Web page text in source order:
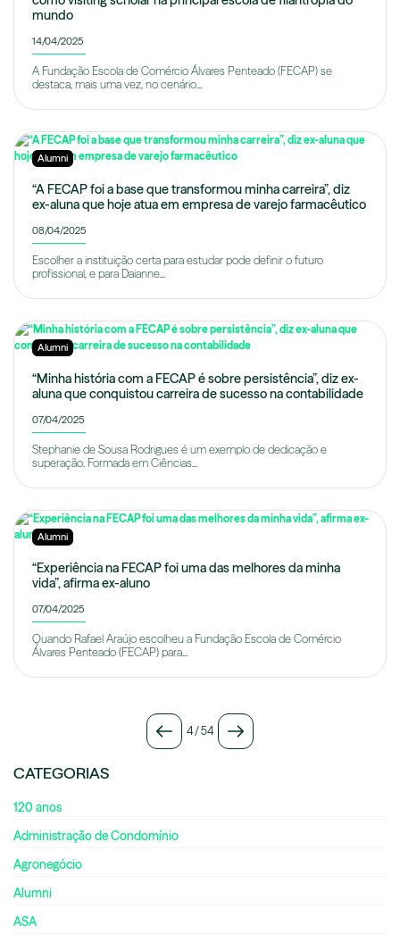
mundo
14/04/2025
A Fundação Escola de Comércio Álvares Penteado (FECAP) se
destaca, mais uma vez, no cenário...
Alumni
“A FECAP foi a base que transformou minha carreira”, diz
ex-aluna que hoje atua em empresa de varejo farmacêutico
08/04/2025
Escolher a instituição certa para estudar pode definir o futuro
profissional, e para Daianne...
Alumni
“Minha história com a FECAP é sobre persistência”, diz ex-
aluna que conquistou carreira de sucesso na contabilidade
07/04/2025
Stephanie de Sousa Rodrigues é um exemplo de dedicação e
superação. Formada em Ciências...
Alumni
“Experiência na FECAP foi uma das melhores da minha
vida”, afirma ex-aluno
07/04/2025
Quando Rafael Araújo escolheu a Fundação Escola de Comércio
Álvares Penteado (FECAP) para...
4/54
CATEGORIAS
120 anos
Administração de Condomínio
Agronegócio
Alumni
ASA